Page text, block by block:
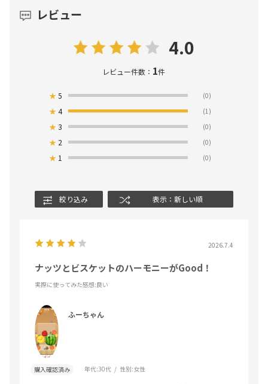
レビュー
4.0
レビュー件数： 1件
★5 (0)
★4 (1)
★3 (0)
★ 2 (0)
★ 1 (0)
絞り込み 表示：新しい順
2026.7.4
ナッツとビスケットのハーモニーがGood！
実際に使ってみた感想:良い
ふーちゃん
購入確認済み 年代:30代 性別:女性